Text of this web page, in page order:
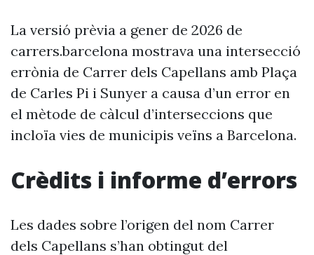
La versió prèvia a gener de 2026 de
carrers.barcelona mostrava una intersecció
errònia de Carrer dels Capellans amb Plaça
de Carles Pi i Sunyer a causa d’un error en
el mètode de càlcul d’interseccions que
incloïa vies de municipis veïns a Barcelona.
Crèdits i informe d’errors
Les dades sobre l’origen del nom Carrer
dels Capellans s’han obtingut del